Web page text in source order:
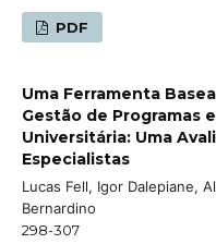
PDF
Uma Ferramenta
Gestão de Programas
Universitária: Uma
Especialistas
Lucas Fell, Igor Dalepiane,
Bernardino
298-307